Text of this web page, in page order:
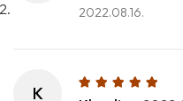
2022.08.16.
K